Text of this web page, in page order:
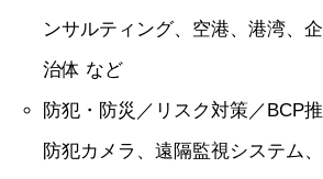
ンサルティング、空港、港湾、
治体 など
防犯・防災／リスク対策／BCP
防犯カメラ、遠隔監視システム